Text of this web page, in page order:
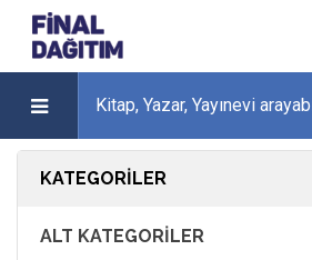
KATEGORILER
ALT KATEGORILER